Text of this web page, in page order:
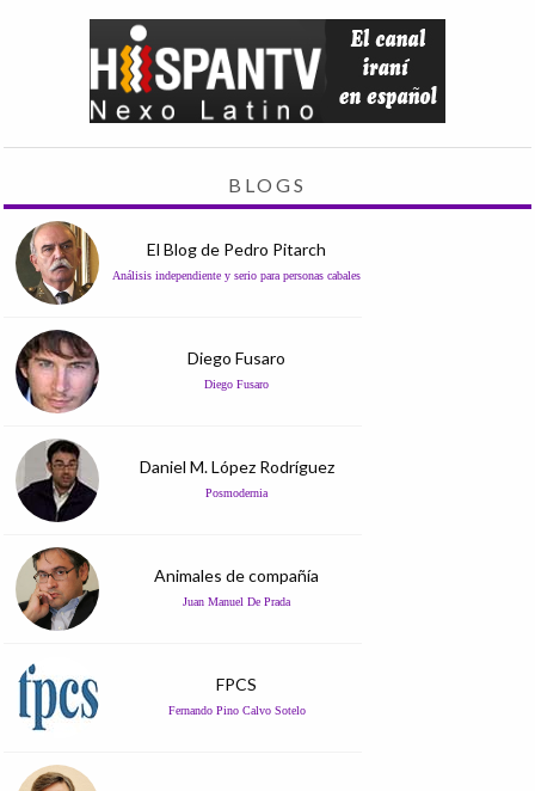
BLOGS
El Blog de Pedro Pitarch
Análisis independiente y serio para personas cabales
Diego Fusaro
Diego Fusaro
Daniel M. López Rodríguez
Posmodernia
Animales de compañía
Juan Manuel De Prada
FPCS
Fernando Pino Calvo Sotelo